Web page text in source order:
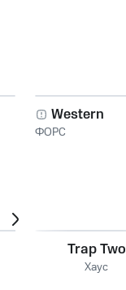
Western
ФОРС
Trap Two
Хаус